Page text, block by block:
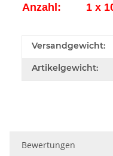
Anzahl: 1 x
Versandgewicht:
Artikelgewicht:
Bewertungen